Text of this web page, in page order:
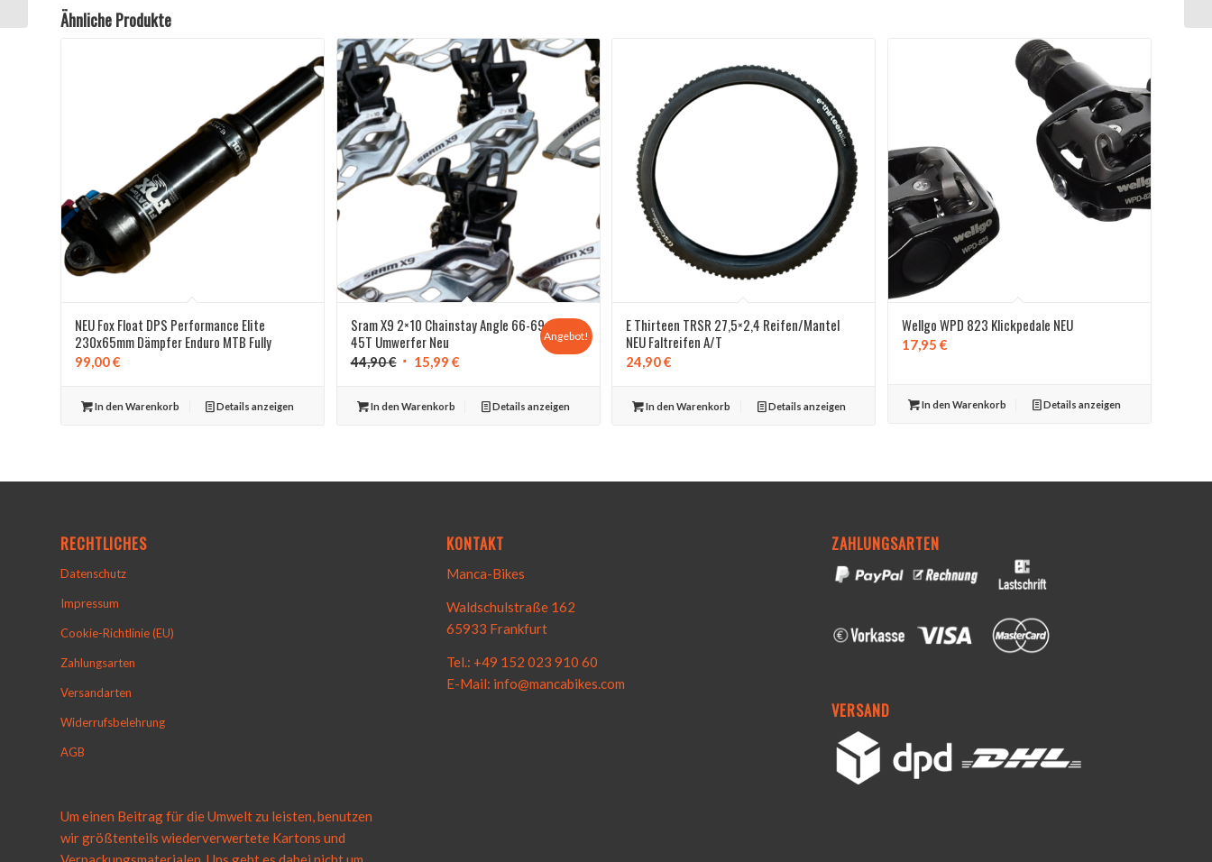
Ähnliche Produkte
NEU Fox Float DPS Performance Elite
230x65mm Dämpfer Enduro MTB Fully
99,00€
In den Warenkorb Details anzeigen
Sram X9 2×10 Chainstay Angle 66-69
45T Umwerfer Neu
44,90€ Ursprünglicher
war:
15,99 €Aktueller
Angebot!
In den Warenkorb Details anzeigen
E Thirteen TRSR 27,5×2,4 Reifen/Mantel
NEU Faltreifen A/T
24,90€
In den Warenkorb Details anzeigen
Wellgo WPD 823 Klickpedale NEU
17,95 €
In den Warenkorb Details anzeigen
RECHTLICHES
Datenschutz
Impressum
Cookie-Richtlinie (EU)
Zahlungsarten
Versandarten
Widerrufsbelehrung
AGB
Um einen Beitrag für die Umwelt zu leisten, benutzen
wir größtenteils wiederverwertete Kartons und
KONTAKT
Manca-Bikes
Waldschulstraße 162
65933 Frankfurt
Tel.: +49 152 023 910 60
E-Mail: info@mancabikes.com
ZAHLUNGSARTEN
VERSAND
Centerlock Wheelset...